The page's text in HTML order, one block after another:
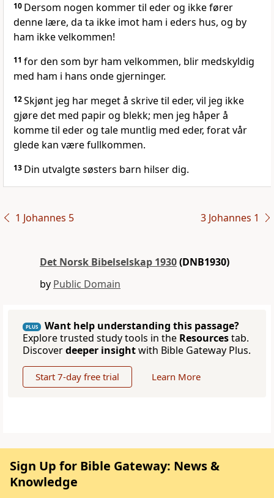
10 Dersom nogen kommer til eder og ikke fører
denne lære, da ta ikke imot ham i eders hus, og by
ham ikke velkommen!
11 for den som byr ham velkommen, blir medskyldig
med ham i hans onde gjerninger.
12Skjønt jeg har meget å skrive til eder, vil jeg ikke
gjøre det med papir og blekk; men jeg håper å
komme til eder og tale muntlig med eder, forat vår
glede kan være fullkommen.
13 Din utvalgte søsters barn hilser dig.
1 Johannes 5 3 Johannes 1
Det Norsk Bibelselskap 1930(DNB1930)
by Public Domain
PLUS
Want help understanding this passage?
Explore trusted study tools in the Resourcestab.
Discoverdeeper insightwith Bible Gateway Plus.
Start 7-day free trial Learn More
Sign Up for Bible Gateway: News &
Knowledge